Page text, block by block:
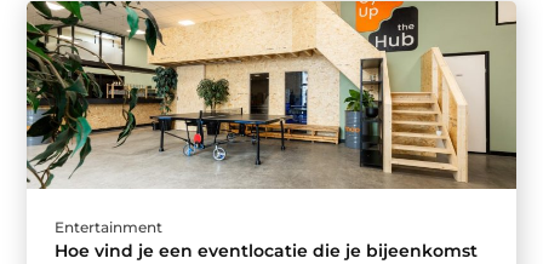
Entertainment
Hoe vind je een eventlocatie die je bijeenkomst